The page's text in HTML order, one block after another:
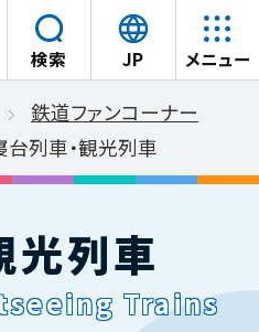
本文へスキップ
検索 JP
言
語
を
選
択
す
メニュー
鉄道ファンコーナー
台列車・観光列車
光列車
Trains